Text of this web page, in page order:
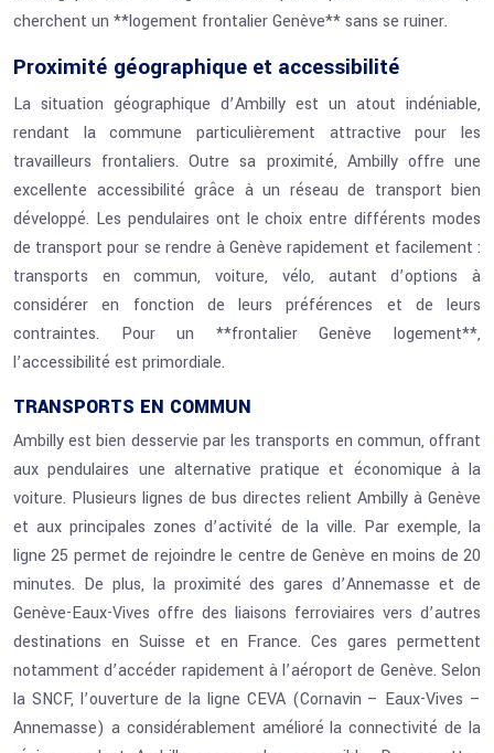
cherchent un **logement frontalier Genève** sans se ruiner.
Proximité géographique et accessibilité
La situation géographique d’Ambilly est un atout indéniable,
rendant la commune particulièrement attractive pour les
travailleurs frontaliers. Outre sa proximité, Ambilly offre une
excellente accessibilité grâce à un réseau de transport bien
développé. Les pendulaires ont le choix entre différents modes
de transport pour se rendre à Genève rapidement et facilement :
transports en commun, voiture, vélo, autant d’options à
considérer en fonction de leurs préférences et de leurs
contraintes. Pour un **frontalier Genève logement**,
l’accessibilité est primordiale.
TRANSPORTS EN COMMUN
Ambilly est bien desservie par les transports en commun, offrant
aux pendulaires une alternative pratique et économique à la
voiture. Plusieurs lignes de bus directes relient Ambilly à Genève
et aux principales zones d’activité de la ville. Par exemple, la
ligne 25 permet de rejoindre le centre de Genève en moins de 20
minutes. De plus, la proximité des gares d’Annemasse et de
Genève-Eaux-Vives offre des liaisons ferroviaires vers d’autres
destinations en Suisse et en France. Ces gares permettent
notamment d’accéder rapidement à l’aéroport de Genève. Selon
la SNCF, l’ouverture de la ligne CEVA (Cornavin – Eaux-Vives –
Annemasse) a considérablement amélioré la connectivité de la